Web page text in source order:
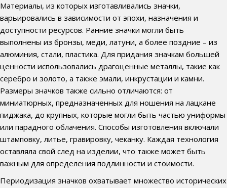
Материалы, из которых изготавливались значки,
варьировались в зависимости от эпохи, назначения и
доступности ресурсов. Ранние значки могли быть
выполнены из бронзы, меди, латуни, а более поздние – из
алюминия, стали, пластика. Для придания значкам большей
ценности использовались драгоценные металлы, такие как
серебро и золото, а также эмали, инкрустации и камни.
Размеры значков также сильно отличаются: от
миниатюрных, предназначенных для ношения на лацкане
пиджака, до крупных, которые могли быть частью униформы
или парадного облачения. Способы изготовления включали
штамповку, литье, гравировку, чеканку. Каждая технология
оставляла свой след на изделии, что также может быть
важным для определения подлинности и стоимости.
Периодизация значков охватывает множество исторических